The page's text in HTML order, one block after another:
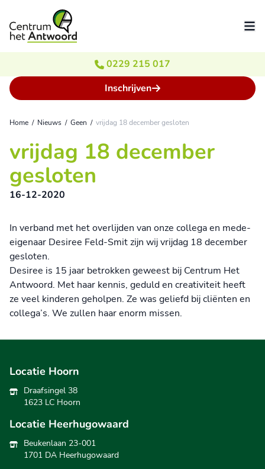
Ga naar de inhoud
0229 215 017
Inschrijven
Home / Nieuws / Geen / vrijdag 18 december gesloten
vrijdag 18 december
gesloten
16-12-2020
In verband met het overlijden van onze collega en mede-
eigenaar Desiree Feld-Smit zijn wij vrijdag 18 december
gesloten.
Desiree is 15 jaar betrokken geweest bij Centrum Het
Antwoord. Met haar kennis, geduld en creativiteit heeft
ze veel kinderen geholpen. Ze was geliefd bij cliënten en
collega’s. We zullen haar enorm missen.
Locatie Hoorn
Draafsingel 38
1623 LC Hoorn
Locatie Heerhugowaard
Beukenlaan 23-001
1701 DA Heerhugowaard